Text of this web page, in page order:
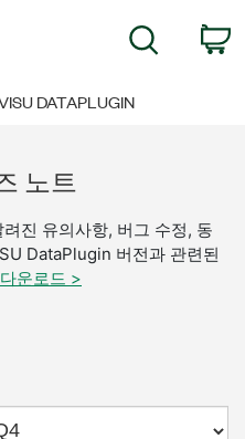
DATAPLUGIN
노트
진 유의사항, 버그 수정, 동
DataPlugin 버전과 관련된
운로드 >